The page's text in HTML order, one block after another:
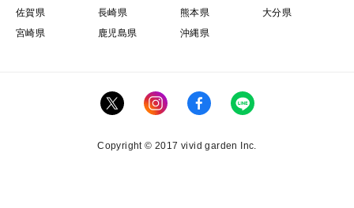
佐賀県
長崎県 熊本県
大分県
宮崎県
鹿児島県 沖縄県
Copyright © 2017 vivid garden Inc.